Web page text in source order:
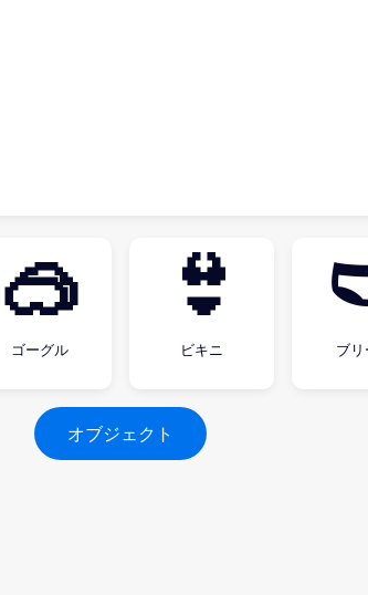
🥽
ゴーグル
👙
ビキニ ブ
オブジェクト